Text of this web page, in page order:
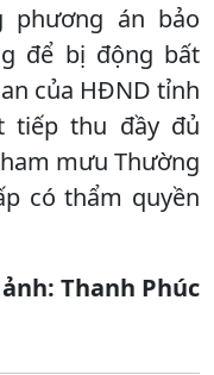
phương án bảo
để bị động bất
của HĐND tỉnh
tiếp thu đầy đủ
mưu Thường
có thẩm quyền
Thanh Phúc